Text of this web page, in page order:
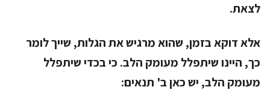
לצאת.
אלא דוקא בזמן, שהוא מרגיש את הגלות, שייך לומר
כך, היינו שיתפלל מעומק הלב. כי בכדי שיתפלל
מעומק הלב, יש כאן ב' תנאים: